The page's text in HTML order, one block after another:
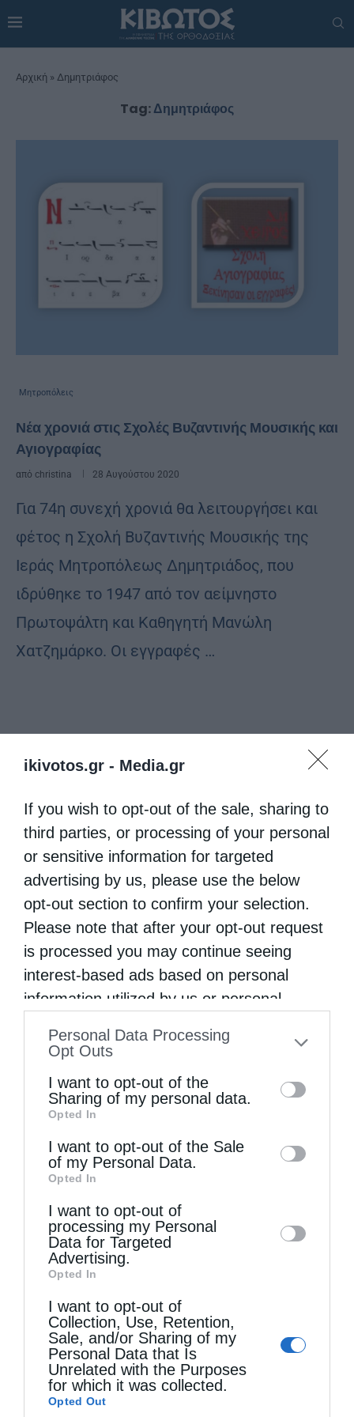
ikivotos.gr - Media.gr
If you wish to opt-out of the sale, sharing to
third parties, or processing of your personal
or sensitive information for targeted
advertising by us, please use the below
opt-out section to confirm your selection.
Please note that after your opt-out request
is processed you may continue seeing
interest-based ads based on personal
information utilized by us or personal
to your opt-out. You may separately opt-out
information by third parties on the IAB’s list
of downstream participants. This
information may also be disclosed by us to
third parties on theIAB’s List of
Downstream Participants
disclose it to other third parties.
Personal Data Processing
Opt Outs
I want to opt-out of the
Sharing of my personal data.
Opted In
I want to opt-out of the Sale
of my Personal Data.
Opted In
I want to opt-out of
processing my Personal
Data for Targeted
Advertising.
Opted In
I want to opt-out of
Collection, Use, Retention,
Sale, and/or Sharing of my
Personal Data that Is
Unrelated with the Purposes
for which it was collected.
Opted Out
Αρχική » Δημητριάφος
Tag:Δημητριάφος
Μητροπόλεις
Νέα χρονιά στις Σχολές Βυζαντινής Μουσικής και
Αγιογραφίας
από christina 28 Αυγούστου 2020
Για 74η συνεχή χρονιά θα λειτουργήσει και
φέτος η Σχολή Βυζαντινής Μουσικής της
Ιεράς Μητροπόλεως Δημητριάδος, που
ιδρύθηκε το 1947 από τον αείμνηστο
Πρωτοψάλτη και Καθηγητή Μανώλη
Χατζημάρκο. Οι εγγραφές …
Τελευταία άρθρα
Ο Ελληνικός Ερυθρός Σταυρός ενημερώνει τους
πυρόπληκτους της Δ. Αττικής για τα μέτρα
Ο Άγιος Φύλακας Άγγελος
Η λέξη “Μαρία”